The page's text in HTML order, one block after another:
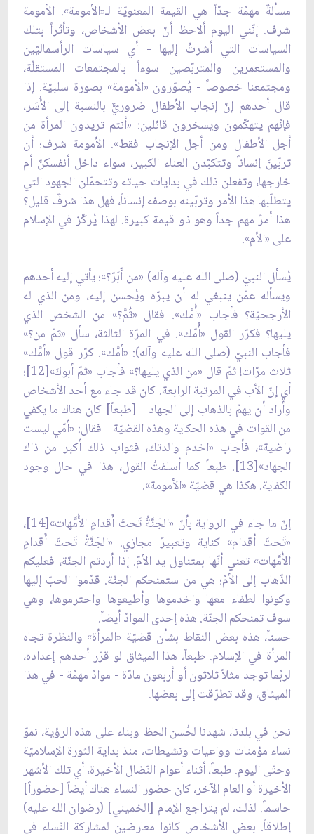
مسألةٌ مهمّة جدّاً هي القيمة المعنويّة لـ«الأمومة». الأمومة
شرف. إنّني اليوم ألاحظ أنّ بعض الأشخاص، وتأثّراً بتلك
السياسات التي أشرتُ إليها - أي سياسات الرأسماليّين
والمستعمرين والمتربّصين سوءاً بالمجتمعات المستقلّة،
ومجتمعنا خصوصاً - يُصوّرون «الأمومة» بصورة سلبيّة. إذا
قال أحدهم إنّ إنجاب الأطفال ضروريٌّ بالنسبة إلى الأُسَر،
فإنّهم يتهكّمون ويسخرون قائلين: «أنتم تريدون المرأة من
أجل الأطفال ومن أجل الإنجاب فقط». الأمومة شرف؛ أن
تربّينَ إنساناً وتتكبّدن العناء الكبير، سواء داخل أنفسكنّ أم
خارجها، وتفعلن ذلك في بدايات حياته وتتحمّلن الجهود التي
يتطلّبها هذا الأمر وتربّينه بوصفه إنساناً، فهل هذا شرفٌ قليل؟
هذا أمرٌ مهم جداً وهو ذو قيمة كبيرة. لهذا يُركّز في الإسلام
على «الأم».
يُسأل النبيّ (صلى الله عليه وآله) «من أَبَرّ؟»؛ يأتي إليه أحدهم
ويسأله عمّن ينبغي له أن يبرّه ويُحسن إليه، ومن الذي له
الأرجحيّة؟ فأجاب «أُمَّك». فقال «ثُمَّ؟» من الشخص الذي
يليها؟ فكرّر القول «أُمّك». في المرّة الثالثة، سأل «ثمّ من؟»
فأجاب النبيّ (صلى الله عليه وآله): «أمَّك». كرّر قول «أمَّك»
ثلاث مرّات! ثمّ قال «من الذي يليها؟» فأجاب «ثمّ أبوكَ»[12]؛
أي إنّ الأب في المرتبة الرابعة. كان قد جاء مع أحد الأشخاص
وأراد أن يهمّ بالذهاب إلى الجهاد - [طبعاً] كان هناك ما يكفي
من القوات في هذه الحكاية وهذه القضيّة - فقال: «أمّي ليست
راضية»، فأجاب «اخدم والدتك، فثواب ذلك أكبر من ذاك
الجهاد»[13]. طبعاً كما أسلفتُ القول، هذا في حال وجود
الكفاية. هكذا هي قضيّة «الأمومة».
إنّ ما جاء في الرواية بأنّ «الجَنَّةُ تَحتَ أَقدامِ الأُمَّهات»[14]،
«تَحتَ أقدام» كناية وتعبيرٌ مجازي. «الجَنَّةُ تَحتَ أَقدامِ
الأُمَّهات» تعني أنّها بمتناول يد الأمّ. إذا أردتم الجنّة، فعليكم
الذّهاب إلى الأمّ؛ هي من ستمنحكم الجنّة. قدّموا الحبّ إليها
وكونوا لطفاء معها واخدموها وأطيعوها واحترموها، وهي
سوف تمنحكم الجنّة. هذه إحدى الموادّ أيضاً.
حسناً، هذه بعض النقاط بشأن قضيّة «المرأة» والنظرة تجاه
المرأة في الإسلام. طبعاً، هذا الميثاق لو قرّر أحدهم إعداده،
لربّما توجد مثلاً ثلاثون أو أربعون مادّة - موادّ مهمّة - في هذا
الميثاق، وقد تطرّقت إلى بعضها.
نحن في بلدنا، شهدنا لحُسن الحظ وبناء على هذه الرؤية، نموّ
نساء مؤمنات وواعيات ونشيطات، منذ بداية الثورة الإسلاميّة
وحتّى اليوم. طبعاً، أثناء أعوام النّضال الأخيرة، أي تلك الأشهر
الأخيرة أو العام الآخر، كان حضور النساء هناك أيضاً [حضوراً]
حاسماً. لذلك، لم يتراجع الإمام [الخميني] (رضوان الله عليه)
إطلاقاً. بعض الأشخاص كانوا معارضين لمشاركة النّساء في